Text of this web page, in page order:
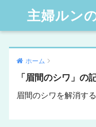
主婦ルン
ホーム
「眉間のシワ」の
眉間のシワを解消す